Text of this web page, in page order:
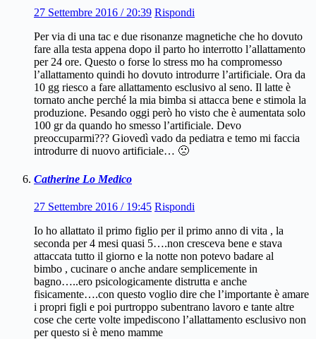
27 Settembre 2016 / 20:39 Rispondi
Per via di una tac e due risonanze magnetiche che ho dovuto
fare alla testa appena dopo il parto ho interrotto l’allattamento
per 24 ore. Questo o forse lo stress mo ha compromesso
l’allattamento quindi ho dovuto introdurre l’artificiale. Ora da
10 gg riesco a fare allattamento esclusivo al seno. Il latte è
tornato anche perché la mia bimba si attacca bene e stimola la
produzione. Pesando oggi però ho visto che è aumentata solo
100 gr da quando ho smesso l’artificiale. Devo
preoccuparmi??? Giovedì vado da pediatra e temo mi faccia
introdurre di nuovo artificiale… 🙁
Catherine Lo Medico
27 Settembre 2016 / 19:45 Rispondi
Io ho allattato il primo figlio per il primo anno di vita , la
seconda per 4 mesi quasi 5….non cresceva bene e stava
attaccata tutto il giorno e la notte non potevo badare al
bimbo , cucinare o anche andare semplicemente in
bagno…..ero psicologicamente distrutta e anche
fisicamente….con questo voglio dire che l’importante è amare
i propri figli e poi purtroppo subentrano lavoro e tante altre
cose che certe volte impediscono l’allattamento esclusivo non
per questo si è meno mamme